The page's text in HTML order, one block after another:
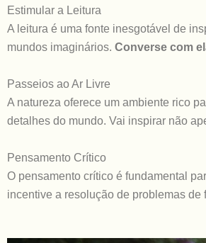
Estimular a Leitura
A leitura é uma fonte inesgotável de
mundos imaginários. Converse com
Passeios ao Ar Livre
A natureza oferece um ambiente rico
detalhes do mundo. Vai inspirar não
Pensamento Crítico
O pensamento crítico é fundamental
incentive a resolução de problemas